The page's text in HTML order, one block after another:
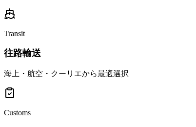
Transit
往路輸送
海上・航空・クーリエから最適選択
Customs